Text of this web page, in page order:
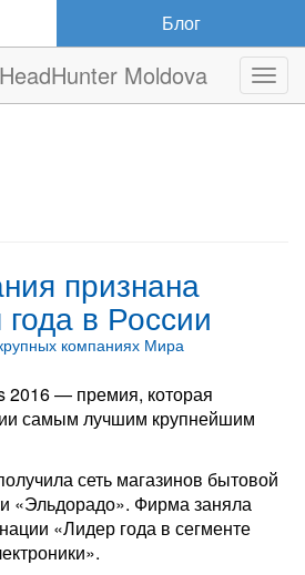
Блог
Moldova
признана
в России
компаниях Мира
2016 — премия, которая
самым лучшим крупнейшим
сеть магазинов бытовой
«Эльдорадо». Фирма заняла
«Лидер года в сегменте